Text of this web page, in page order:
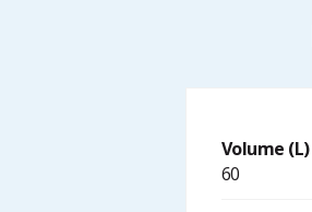
Volume (L)
60